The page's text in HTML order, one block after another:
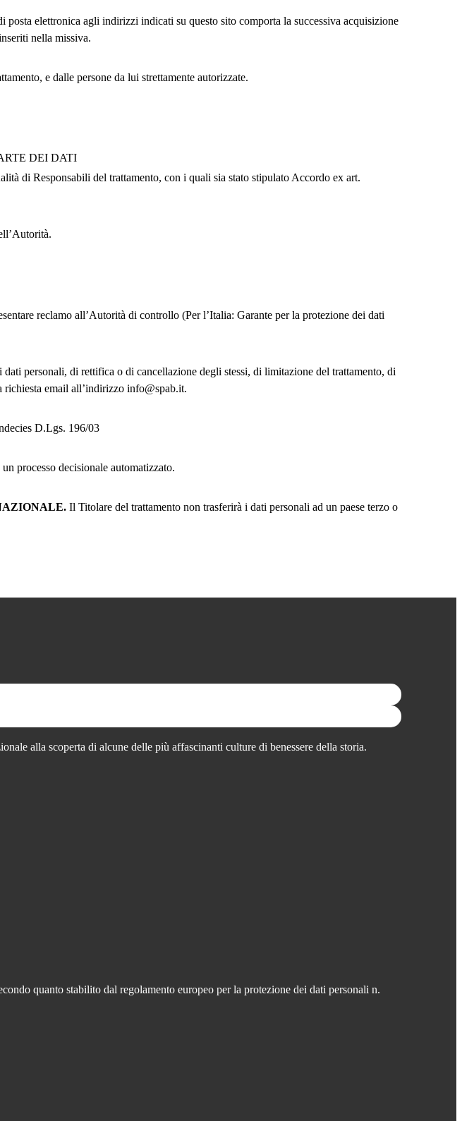
elettronica agli indirizzi indicati su questo sito comporta la successiva acquisizione
nella missiva.
e dalle persone da lui strettamente autorizzate.
DEI DATI
di Responsabili del trattamento, con i quali sia stato stipulato Accordo ex art.
reclamo all’Autorità di controllo (Per l’Italia: Garante per la protezione dei dati
personali, di rettifica o di cancellazione degli stessi, di limitazione del trattamento, di
email all’indirizzo info@spab.it.
D.Lgs. 196/03
processo decisionale automatizzato.
Il Titolare del trattamento non trasferirà i dati personali ad un paese terzo o
alla scoperta di alcune delle più affascinanti culture di benessere della storia.
quanto stabilito dal regolamento europeo per la protezione dei dati personali n.